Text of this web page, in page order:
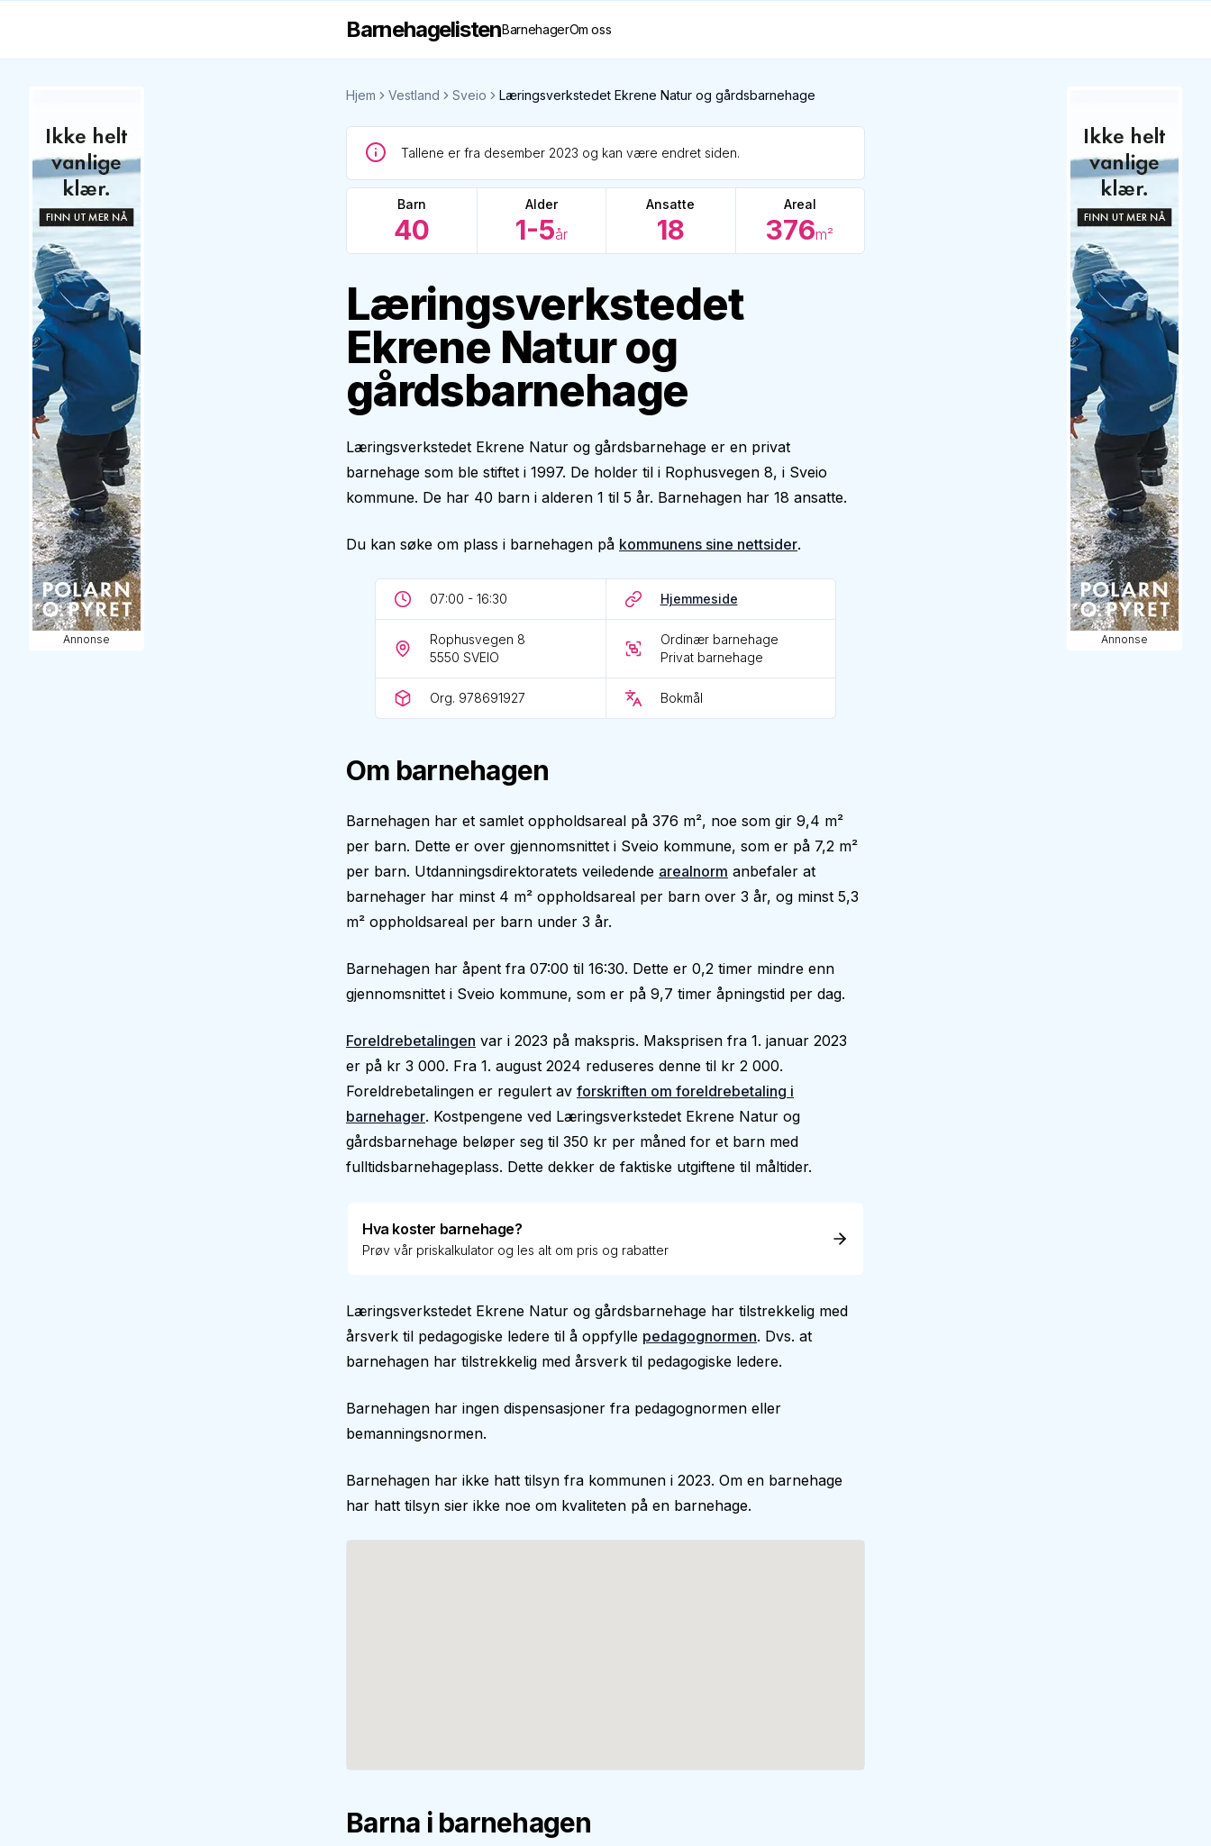
BarnehagelistenBarnehagerOm oss
Annonse
Hjem Vestland Sveio Læringsverkstedet Ekrene Natur og gårdsbarnehage
Tallene er fra desember 2023 og kan være endret siden.
Barn
40
Alder
1-5år
Ansatte
18
Areal
376m²
Læringsverkstedet
Ekrene Natur og
gårdsbarnehage
Læringsverkstedet Ekrene Natur og gårdsbarnehage er en privat
barnehage som ble stiftet i 1997. De holder til i Rophusvegen 8, i Sveio
kommune. De har 40 barn i alderen 1 til 5 år. Barnehagen har 18 ansatte.
Du kan søke om plass i barnehagen på kommunens sine nettsider.
07:00 - 16:30 Hjemmeside
Rophusvegen 8
5550 SVEIO
Ordinær barnehage
Privat barnehage
Org. 978691927 Bokmål
Om barnehagen
Barnehagen har et samlet oppholdsareal på 376 m², noe som gir 9,4 m²
per barn. Dette er over gjennomsnittet i Sveio kommune, som er på 7,2 m²
per barn. Utdanningsdirektoratets veiledende arealnorm anbefaler at
barnehager har minst 4 m² oppholdsareal per barn over 3 år, og minst 5,3
m² oppholdsareal per barn under 3 år.
Barnehagen har åpent fra 07:00 til 16:30. Dette er 0,2 timer mindre enn
gjennomsnittet i Sveio kommune, som er på 9,7 timer åpningstid per dag.
Foreldrebetalingen var i 2023 på makspris. Maksprisen fra 1. januar 2023
er på kr 3 000. Fra 1. august 2024 reduseres denne til kr 2 000.
Foreldrebetalingen er regulert av forskriften om foreldrebetaling i
barnehager. Kostpengene ved Læringsverkstedet Ekrene Natur og
gårdsbarnehage beløper seg til 350 kr per måned for et barn med
fulltidsbarnehageplass. Dette dekker de faktiske utgiftene til måltider.
Hva koster barnehage?
Prøv vår priskalkulator og les alt om pris og rabatter
Læringsverkstedet Ekrene Natur og gårdsbarnehage har tilstrekkelig med
årsverk til pedagogiske ledere til å oppfylle pedagognormen. Dvs. at
barnehagen har tilstrekkelig med årsverk til pedagogiske ledere.
Barnehagen har ingen dispensasjoner fra pedagognormen eller
bemanningsnormen.
Barnehagen har ikke hatt tilsyn fra kommunen i 2023. Om en barnehage
har hatt tilsyn sier ikke noe om kvaliteten på en barnehage.
Barna i barnehagen
Annonse